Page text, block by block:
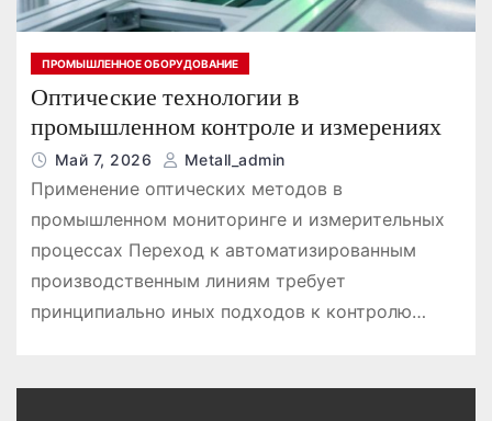
ПРОМЫШЛЕННОЕ ОБОРУДОВАНИЕ
Оптические технологии в
промышленном контроле и измерениях
Май 7, 2026 Metall_admin
Применение оптических методов в
промышленном мониторинге и измерительных
процессах Переход к автоматизированным
производственным линиям требует
принципиально иных подходов к контролю…